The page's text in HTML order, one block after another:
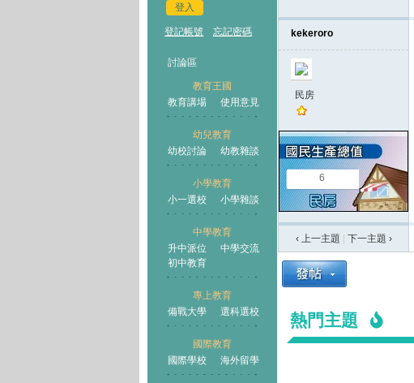
登入
登記帳號 忘記密碼
討論區
教育王國
教育講場
使用意見
幼兒教育
幼校討論
幼教雜談
小學教育
小一選校
小學雜談
中學教育
升中派位
中學交流
初中教育
專上教育
備戰大學
選科選校
國際教育
國際學校
海外留學
王國
kekeroro
民房
6
‹ 上一主題
下一主題 ›
熱門主題